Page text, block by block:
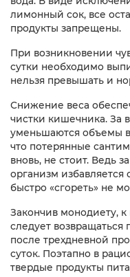
лимонный сок, все
продукты запрещены.
При возникновении
сутки необходимо
нельзя превышать и
Снижение веса
чистки кишечника. За
уменьшаются объемы в
что потерянные
вновь, не стоит. Ведь
организм
быстро «сгореть» не
Закончив монодиету,
следует возвращаться
после трехдневной
суток. Поэтапно в
твердые продукты